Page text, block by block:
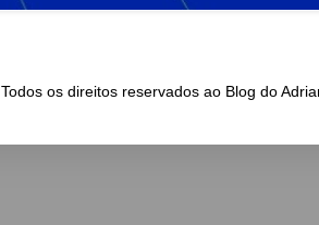
Todos os direitos reservados ao Blog do